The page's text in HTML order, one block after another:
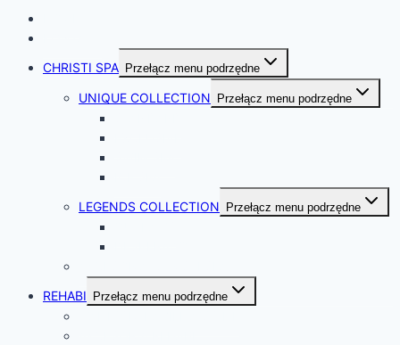
CHRISTI SPA Przełącz menu podrzędne
UNIQUE COLLECTION Przełącz menu podrzędne
LEGENDS COLLECTION Przełącz menu podrzędne
REHABI Przełącz menu podrzędne